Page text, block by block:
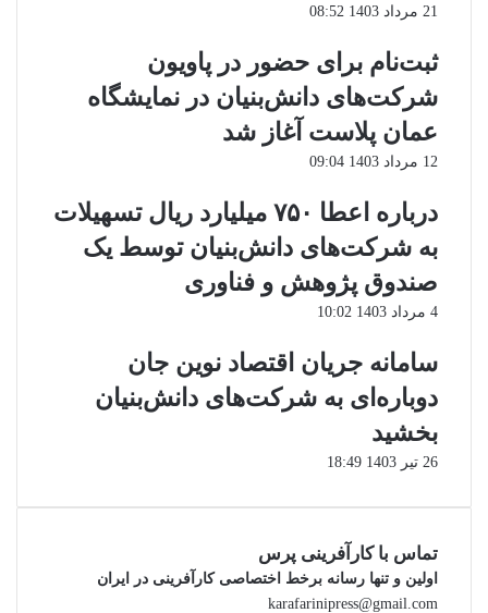
21 مرداد 1403 08:52
ثبت‌نام برای حضور در پاویون
شرکت‌های دانش‌بنیان در نمایشگاه
عمان پلاست آغاز شد
12 مرداد 1403 09:04
درباره اعطا ۷۵۰ میلیارد ریال تسهیلات
به شرکت‌های دانش‌بنیان توسط یک
صندوق پژوهش و فناوری
4 مرداد 1403 10:02
سامانه جریان اقتصاد نوین جان
دوباره‌ای به شرکت‌های دانش‌بنیان
بخشید
26 تیر 1403 18:49
تماس با کارآفرینی پرس
اولین و تنها رسانه برخط اختصاصی کارآفرینی در ایران
karafarinipress@gmail.com